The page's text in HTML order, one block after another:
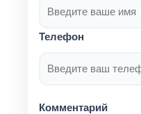
Телефон
Комментарий